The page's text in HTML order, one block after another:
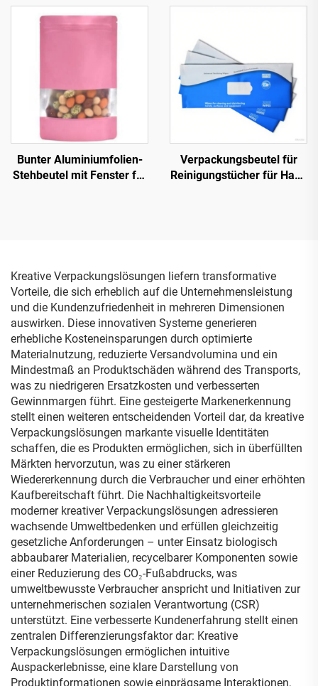
flacher Boden,
Reißverschluss, Mylar-
Sichtfenster
Beutel für Kaffee in Bulk
Bunter Aluminiumfolien-
Stehbeutel mit Fenster für
Verpackungsbeutel für
Reinigungstücher für Haut,
Kreative Verpackungslösungen liefern transformative
Vorteile, die sich erheblich auf die Unternehmensleistung
und die Kundenzufriedenheit in mehreren Dimensionen
auswirken. Diese innovativen Systeme generieren
erhebliche Kosteneinsparungen durch optimierte
Materialnutzung, reduzierte Versandvolumina und ein
Mindestmaß an Produktschäden während des Transports,
was zu niedrigeren Ersatzkosten und verbesserten
Gewinnmargen führt. Eine gesteigerte Markenerkennung
stellt einen weiteren entscheidenden Vorteil dar, da kreative
Verpackungslösungen markante visuelle Identitäten
schaffen, die es Produkten ermöglichen, sich in überfüllten
Märkten hervorzutun, was zu einer stärkeren
Wiedererkennung durch die Verbraucher und einer erhöhten
Kaufbereitschaft führt. Die Nachhaltigkeitsvorteile
moderner kreativer Verpackungslösungen adressieren
wachsende Umweltbedenken und erfüllen gleichzeitig
gesetzliche Anforderungen – unter Einsatz biologisch
abbaubarer Materialien, recycelbarer Komponenten sowie
einer Reduzierung des CO₂-Fußabdrucks, was
umweltbewusste Verbraucher anspricht und Initiativen zur
unternehmerischen sozialen Verantwortung (CSR)
unterstützt. Eine verbesserte Kundenerfahrung stellt einen
zentralen Differenzierungsfaktor dar: Kreative
Verpackungslösungen ermöglichen intuitive
Auspackerlebnisse, eine klare Darstellung von
Produktinformationen sowie einprägsame Interaktionen,